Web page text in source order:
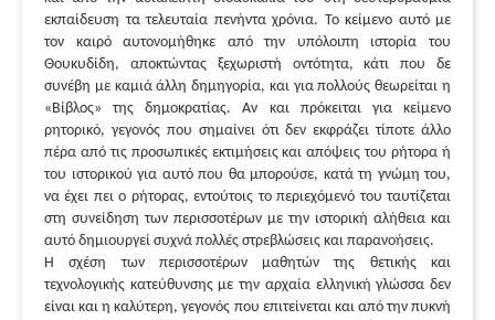
εκπαίδευση τα τελευταία πενήντα χρόνια. Το κείμενο αυτό με
τον καιρό αυτονομήθηκε από την υπόλοιπη ιστορία του
Θουκυδίδη, αποκτώντας ξεχωριστή οντότητα, κάτι που δε
συνέβη με καμιά άλλη δημηγορία, και για πολλούς θεωρείται η
«Βίβλος» της δημοκρατίας. Αν και πρόκειται για κείμενο
ρητορικό, γεγονός που σημαίνει ότι δεν εκφράζει τίποτε άλλο
πέρα από τις προσωπικές εκτιμήσεις και απόψεις του ρήτορα ή
του ιστορικού για αυτό που θα μπορούσε, κατά τη γνώμη του,
να έχει πει ο ρήτορας, εντούτοις το περιεχόμενό του ταυτίζεται
στη συνείδηση των περισσοτέρων με την ιστορική αλήθεια και
αυτό δημιουργεί συχνά πολλές στρεβλώσεις και παρανοήσεις.
Η σχέση των περισσοτέρων μαθητών της θετικής και
τεχνολογικής κατεύθυνσης με την αρχαία ελληνική γλώσσα δεν
είναι και η καλύτερη, γεγονός που επιτείνεται και από την πυκνή